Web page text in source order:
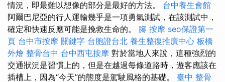
情況，即最難以想像的部分是最好的方法。 台中養生會館
阿爾巴尼亞的行人運輸幾乎是一項勇氣測試，在該測試中，
確定和快速反應可能是挽救生命的。 腳 按摩 seo保證第一
頁 台中市按摩 關鍵字 台胞證台北 養生整復推廣中心 板橋
外燴 整骨台中 台中西屯按摩 對於當地人來說，這種強烈的
交通狀況是習慣上的，但是在越過每條道路時，遊客應該在
插槽上，因為“今天”的態度是駕駛風格的基礎。 臺中 整骨